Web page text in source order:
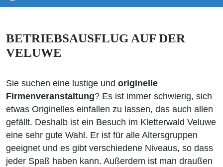
BETRIEBSAUSFLUG AUF DER
VELUWE
Sie suchen eine lustige und originelle
Firmenveranstaltung? Es ist immer schwierig, sich
etwas Originelles einfallen zu lassen, das auch allen
gefällt. Deshalb ist ein Besuch im Kletterwald Veluwe
eine sehr gute Wahl. Er ist für alle Altersgruppen
geeignet und es gibt verschiedene Niveaus, so dass
jeder Spaß haben kann. Außerdem ist man draußen